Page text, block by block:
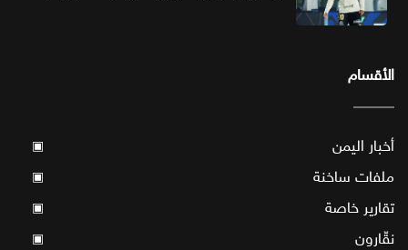
الأقسام
أخبار اليمن ▣
ملفات ساخنة ▣
تقارير خاصة ▣
نقّارون ▣